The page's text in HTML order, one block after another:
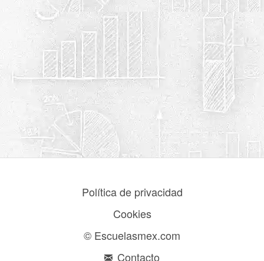
Política de privacidad
Cookies
© Escuelasmex.com
Contacto